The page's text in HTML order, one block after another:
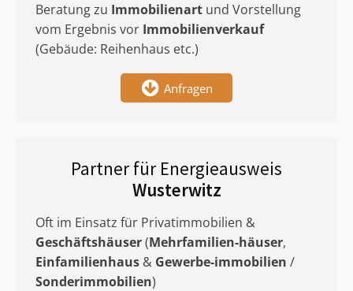
Beratung zu Immobilienart und Vorstellung
vom Ergebnis vor Immobilienverkauf
(Gebäude: Reihenhaus etc.)
Anfragen
Partner für Energieausweis
Wusterwitz
Oft im Einsatz für Privatimmobilien &
Geschäftshäuser(Mehrfamilien-häuser,
Einfamilienhaus & Gewerbe-immobilien /
Sonderimmobilien)